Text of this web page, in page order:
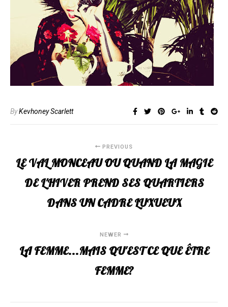
ByKevhoney Scarlett
PREVIOUS
LE VAL MONCEAU OU QUAND LA MAGIE
DE L'HIVER PREND SES QUARTIERS
DANS UN CADRE LUXUEUX
NEWER
LA FEMME...MAIS QU'EST CE QUE ÊTRE
FEMME?